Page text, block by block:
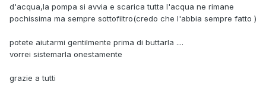
d'acqua,la pompa si avvia e scarica tutta l'acqua ne rimane
pochissima ma sempre sottofiltro(credo che l'abbia sempre fatto )
potete aiutarmi gentilmente prima di buttarla ....
vorrei sistemarla onestamente
grazie a tutti